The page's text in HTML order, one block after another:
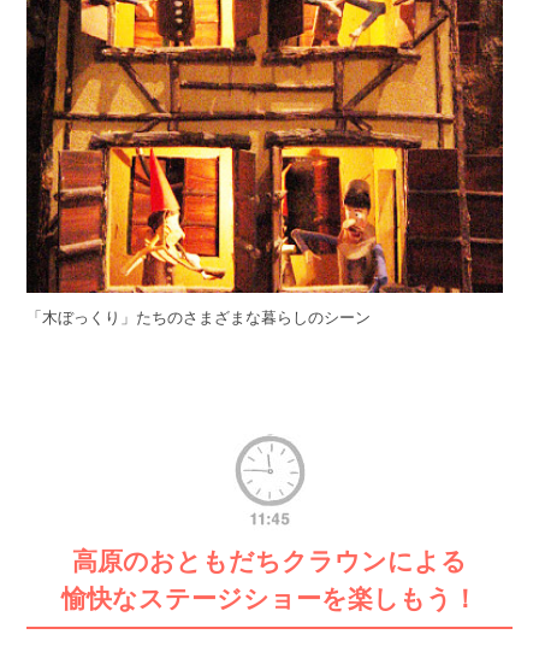
「木ぼっくり」たちのさまざまな暮らしのシーン
高原のおともだちクラウンによる
愉快なステージショーを楽しもう！